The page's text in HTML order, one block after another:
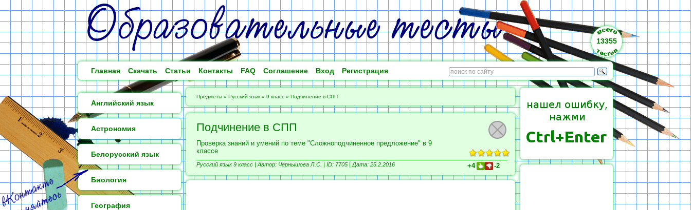
13355
Главная Скачать Статьи Контакты FAQ Соглашение Вход Регистрация
Английский язык
Астрономия
Белорусский язык
Биология
География
Предметы » Русский язык » 9 класс » Подчинение в СПП
Подчинение в СПП
Проверка знаний и умений по теме "Сложноподчиненное предложение" в 9
классе
Русский язык 9 класс | Автор: Чернышова Л.С. | ID: 7705 | Дата: 25.2.2016 +4 -2